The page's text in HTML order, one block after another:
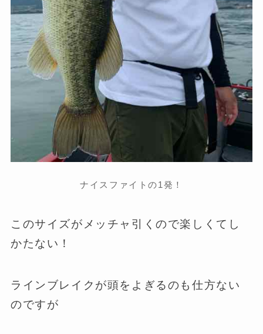
ナイスファイトの1発！
このサイズがメッチャ引くので楽しくてし
かたない！
ラインブレイクが頭をよぎるのも仕方ない
のですが